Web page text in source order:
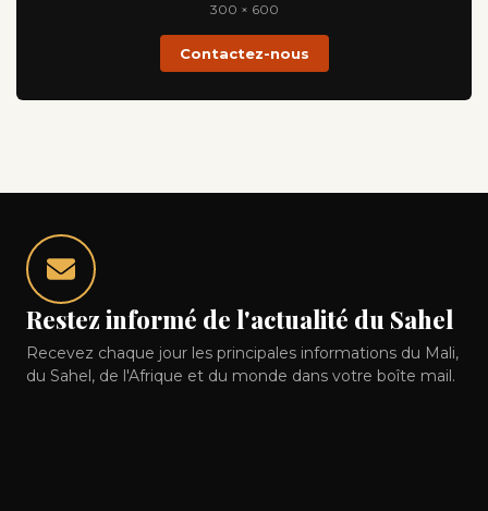
300 × 600
Contactez-nous
Restez informé de l'actualité du Sahel
Recevez chaque jour les principales informations du Mali,
du Sahel, de l'Afrique et du monde dans votre boîte mail.